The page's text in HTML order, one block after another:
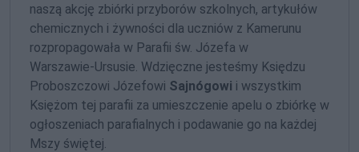
naszą akcję zbiórki przyborów szkolnych, artykułów
chemicznych i żywności dla uczniów z Kamerunu
rozpropagowała w Parafii św. Józefa w
Warszawie-Ursusie. Wdzięczne jesteśmy Księdzu
Proboszczowi Józefowi Sajnógowi i wszystkim
Księżom tej parafii za umieszczenie apelu o zbiórkę w
ogłoszeniach parafialnych i podawanie go na każdej
Mszy świętej.